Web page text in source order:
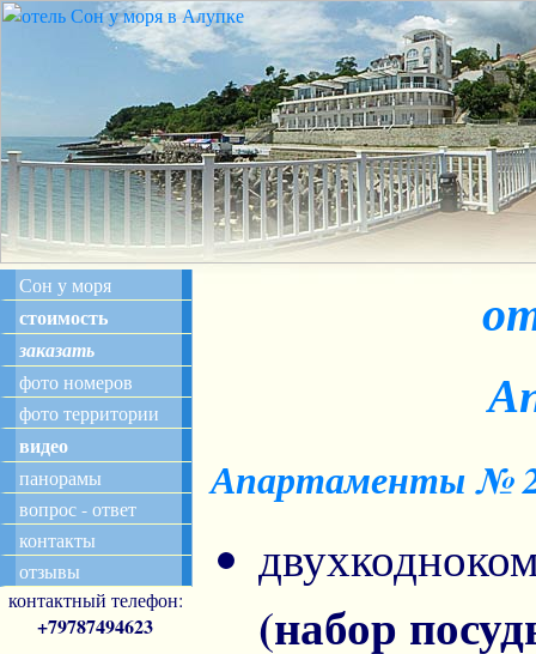
Апартаменты №
(набор
Сон у моря
стоимость
заказать
фото номеров
фото территории
видео
панорамы
вопрос - ответ
контакты
отзывы
контактный телефон:
+79787494623